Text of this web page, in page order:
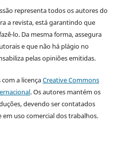
representa todos os autores do
a revista, está garantindo que
lo. Da mesma forma, assegura
e que não há plágio no
pelas opiniões emitidas.
a licençaCreative Commons
. Os autores mantém os
devendo ser contatados
uso comercial dos trabalhos.